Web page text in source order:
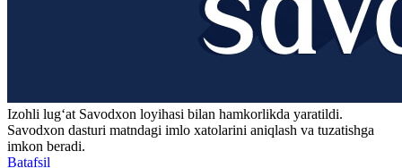
Izohli lugʻat Savodxon loyihasi bilan hamkorlikda yaratildi.
Savodxon dasturi matndagi imlo xatolarini aniqlash va tuzatishga
imkon beradi.
Batafsil